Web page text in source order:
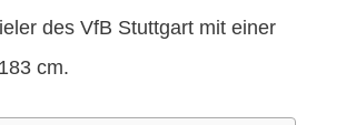
des VfB Stuttgart mit einer
cm.